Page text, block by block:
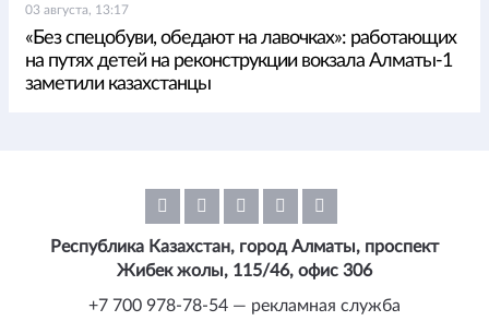
03 августа, 13:17
«Без спецобуви, обедают на лавочках»: работающих
на путях детей на реконструкции вокзала Алматы-1
заметили казахстанцы
Республика Казахстан, город Алматы, проспект
Жибек жолы, 115/46, офис 306
+7 700 978-78-54 — рекламная служба